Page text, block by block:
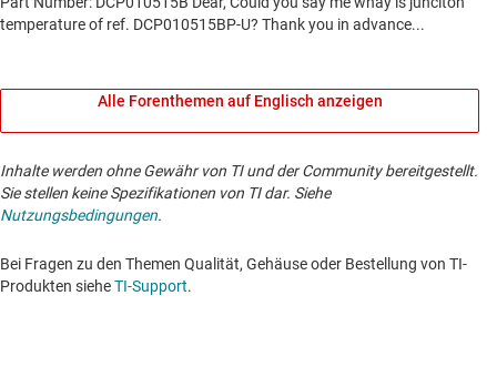
Alle Forenthemen auf Englisch anzeigen
Inhalte werden ohne Gewähr von TI und der Community bereitgestellt.
Sie stellen keine Spezifikationen von TI dar. Siehe
Nutzungsbedingungen.
Bei Fragen zu den Themen Qualität, Gehäuse oder Bestellung von TI-
Produkten sieheTI-Support. ​​​​​​​​​​​​​​